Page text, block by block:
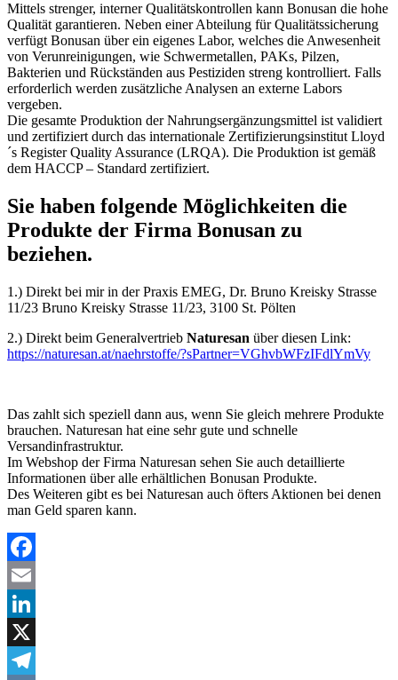
Mittels strenger, interner Qualitätskontrollen kann Bonusan die hohe
Qualität garantieren. Neben einer Abteilung für Qualitätssicherung
verfügt Bonusan über ein eigenes Labor, welches die Anwesenheit
von Verunreinigungen, wie Schwermetallen, PAKs, Pilzen,
Bakterien und Rückständen aus Pestiziden streng kontrolliert. Falls
erforderlich werden zusätzliche Analysen an externe Labors
vergeben.
Die gesamte Produktion der Nahrungsergänzungsmittel ist validiert
und zertifiziert durch das internationale Zertifizierungsinstitut Lloyd
´s Register Quality Assurance (LRQA). Die Produktion ist gemäß
dem HACCP – Standard zertifiziert.
Sie haben folgende Möglichkeiten die
Produkte der Firma Bonusan zu
beziehen.
1.) Direkt bei mir in der Praxis EMEG, Dr. Bruno Kreisky Strasse
11/23 Bruno Kreisky Strasse 11/23, 3100 St. Pölten
2.) Direkt beim Generalvertrieb Naturesan über diesen Link:
https://naturesan.at/naehrstoffe/?sPartner=VGhvbWFzIFdlYmVy
Das zahlt sich speziell dann aus, wenn Sie gleich mehrere Produkte
brauchen. Naturesan hat eine sehr gute und schnelle
Versandinfrastruktur.
Im Webshop der Firma Naturesan sehen Sie auch detaillierte
Informationen über alle erhältlichen Bonusan Produkte.
Des Weiteren gibt es bei Naturesan auch öfters Aktionen bei denen
man Geld sparen kann.
Facebook
Email
LinkedIn
X